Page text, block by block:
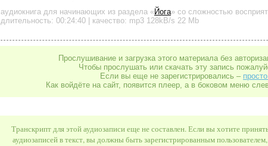
аудиокнига для начинающих из раздела «Йога» со сложностью
длительность: 00:24:40 | качество: mp3 128kB/s 22 Mb
Прослушивание и загрузка этого материала без
Чтобы прослушать или скачать эту запись
Если вы еще не зарегистрировались –
Как войдёте на сайт, появится плеер, а в боковом меню
Транскрипт для этой аудиозаписи еще не составлен. Если вы хотите
аудиозаписей в текст, вы должны быть зарегистрированным